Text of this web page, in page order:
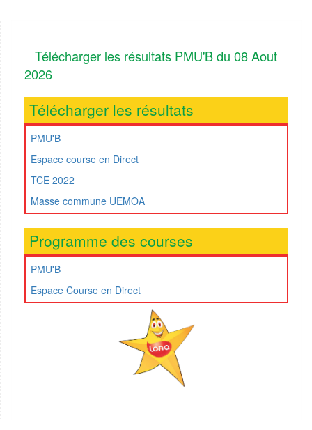
Télécharger les résultats PMU'B du 08 Aout
2026
Télécharger les résultats
PMU'B
Espace course en Direct
TCE 2022
Masse commune UEMOA
Programme des courses
PMU'B
Espace Course en Direct